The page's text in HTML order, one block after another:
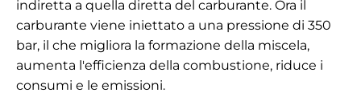
indiretta a quella diretta del carburante. Ora il
carburante viene iniettato a una pressione di 350
bar, il che migliora la formazione della miscela,
aumenta l'efficienza della combustione, riduce i
consumi e le emissioni.